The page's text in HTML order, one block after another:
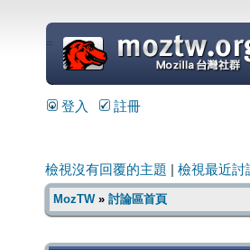
=
登入 註冊
檢視沒有回覆的主題 檢視最近討
MozTW» 討論區首頁